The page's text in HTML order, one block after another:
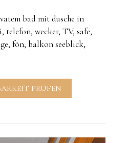
bad mit dusche in
telefon, wecker, TV, safe,
fön, balkon seeblick,
PRÜFEN